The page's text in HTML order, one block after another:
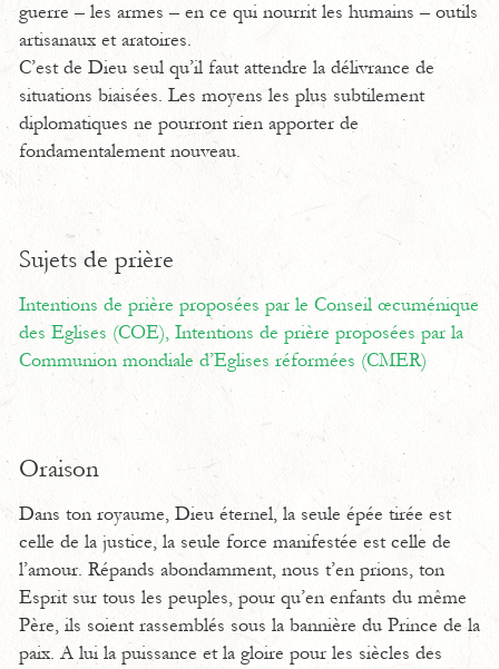
guerre – les armes – en ce qui nourrit les humains – outils
artisanaux et aratoires.
C’est de Dieu seul qu’il faut attendre la délivrance de
situations biaisées. Les moyens les plus subtilement
diplomatiques ne pourront rien apporter de
fondamentalement nouveau.
Sujets de prière
Intentions de prière proposées par le Conseil œcuménique
des Eglises (COE), Intentions de prière proposées par la
Communion mondiale d’Eglises réformées (CMER)
Oraison
Dans ton royaume, Dieu éternel, la seule épée tirée est
celle de la justice, la seule force manifestée est celle de
l’amour. Répands abondamment, nous t’en prions, ton
Esprit sur tous les peuples, pour qu’en enfants du même
Père, ils soient rassemblés sous la bannière du Prince de la
paix. A lui la puissance et la gloire pour les siècles des